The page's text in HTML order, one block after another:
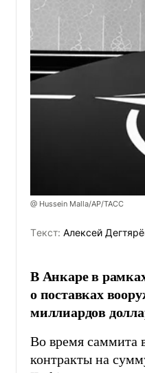
@ Hussein Malla/AP/ТАСС
Tекст: Алексей
В Анкаре в
о поставках
миллиардов
Во время саммита
контракты на